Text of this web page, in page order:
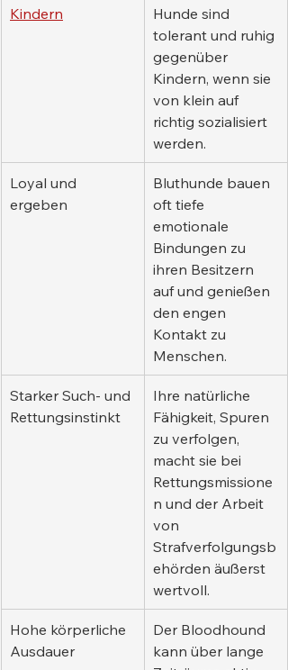
Kindern
Hunde sind
tolerant und ruhig
gegenüber
Kindern, wenn sie
von klein auf
richtig sozialisiert
werden.
Loyal und
ergeben
Bluthunde bauen
oft tiefe
emotionale
Bindungen zu
ihren Besitzern
auf und genießen
den engen
Kontakt zu
Menschen.
Starker Such- und
Rettungsinstinkt
Ihre natürliche
Fähigkeit, Spuren
zu verfolgen,
macht sie bei
Rettungsmissione
n und der Arbeit
von
Strafverfolgungsb
ehörden äußerst
wertvoll.
Hohe körperliche
Ausdauer
Der Bloodhound
kann über lange